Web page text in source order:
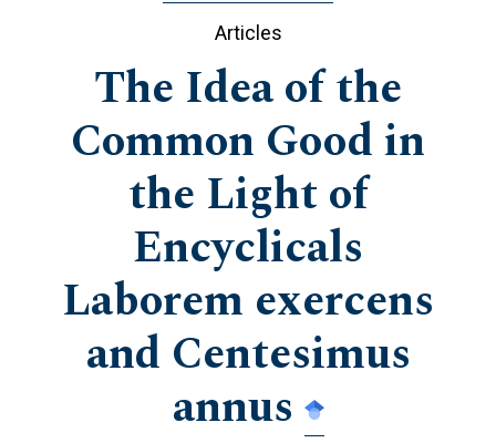
Articles
The Idea of the
Common Good in
the Light of
Encyclicals
Laborem exercens
and Centesimus
annus